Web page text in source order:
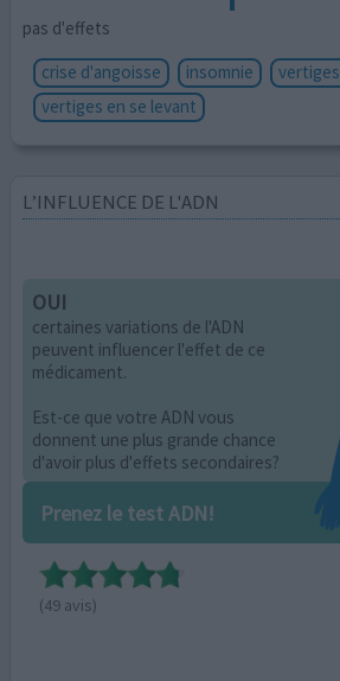
pas d'effets
crise d'angoisse
insomnie
vertiges
vertiges en se levant
L’INFLUENCE DE L'ADN
OUI
certaines variations de l'ADN
peuvent influencer l'effet de ce
médicament.
Est-ce que votre ADN vous
donnent une plus grande chance
d'avoir plus d'effets secondaires?
Prenez le test ADN!
(49 avis)